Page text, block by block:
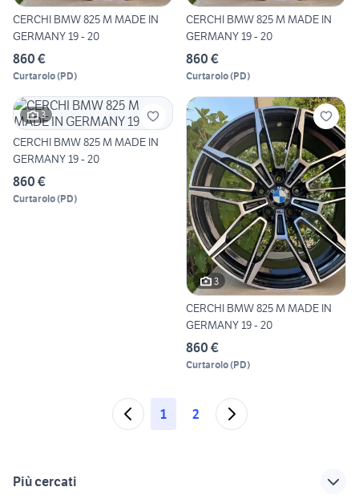
CERCHI BMW 825 M MADE IN
GERMANY 19 - 20
860 €
Curtarolo(PD)
CERCHI BMW 825 M MADE IN
GERMANY 19 - 20
860 €
Curtarolo(PD)
3
CERCHI BMW 825 M MADE IN
GERMANY 19 - 20
860 €
Curtarolo(PD)
3
CERCHI BMW 825 M MADE IN
GERMANY 19 - 20
860 €
Curtarolo(PD)
1 2
Più cercati